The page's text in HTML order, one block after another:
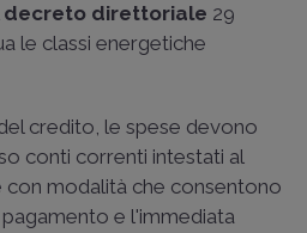
decreto direttoriale 29
le classi energetiche
credito, le spese devono
conti correnti intestati al
modalità che consentono
e l'immediata